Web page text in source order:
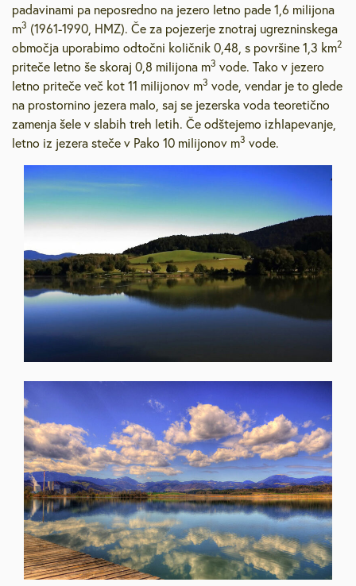
padavinami pa neposredno na jezero letno pade 1,6 milijona
m3 (1961-1990, HMZ). Če za pojezerje znotraj ugrezninskega
območja uporabimo odtočni količnik 0,48, s površine 1,3 km2
priteče letno še skoraj 0,8 milijona m3 vode. Tako v jezero
letno priteče več kot 11 milijonov m3 vode, vendar je to glede
na prostornino jezera malo, saj se jezerska voda teoretično
zamenja šele v slabih treh letih. Če odštejemo izhlapevanje,
letno iz jezera steče v Pako 10 milijonov m3 vode.